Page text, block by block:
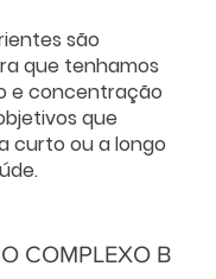
são
que tenhamos
e concentração
que
curto ou a longo
COMPLEXO B